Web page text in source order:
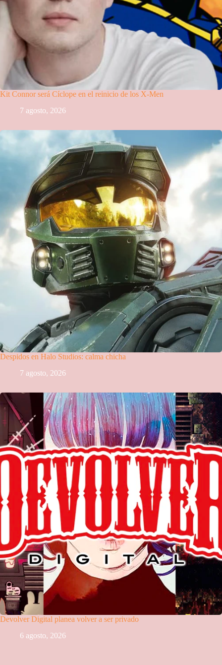
Kit Connor será Cíclope en el reinicio de los X-Men
7 agosto, 2026
Despidos en Halo Studios: calma chicha
7 agosto, 2026
Devolver Digital planea volver a ser privado
6 agosto, 2026